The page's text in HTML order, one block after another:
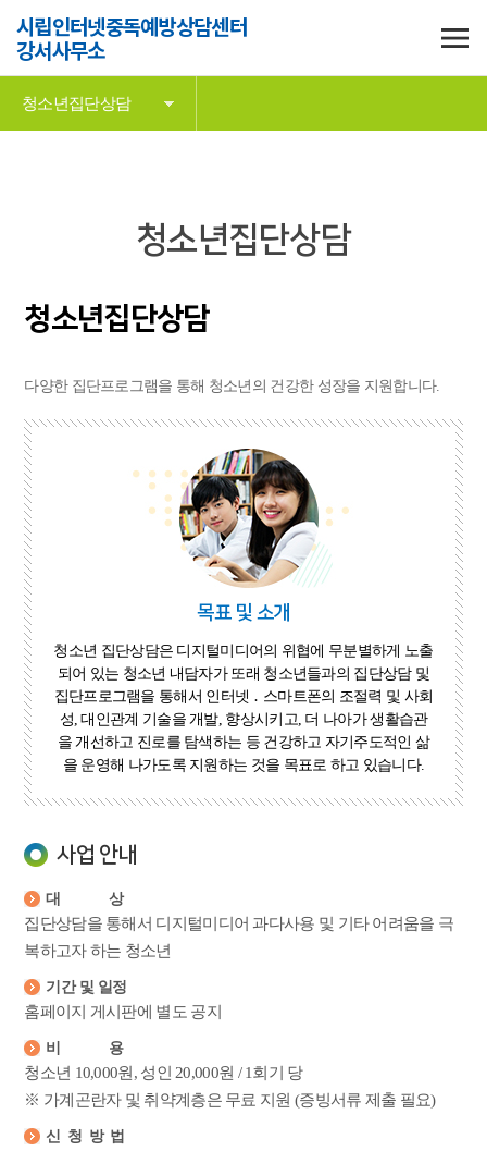
시립인터넷중독예방상담센터
강서사무소
청소년집단상담
청소년집단상담
청소년집단상담
다양한 집단프로그램을 통해 청소년의 건강한 성장을 지원합니다.
목표 및 소개
청소년 집단상담은 디지털미디어의 위협에 무분별하게 노출
되어 있는 청소년 내담자가 또래 청소년들과의 집단상담 및
집단프로그램을 통해서 인터넷 ․ 스마트폰의 조절력 및 사회
성, 대인관계 기술을 개발, 향상시키고, 더 나아가 생활습관
을 개선하고 진로를 탐색하는 등 건강하고 자기주도적인 삶
을 운영해 나가도록 지원하는 것을 목표로 하고 있습니다.
사업 안내
대상
집단상담을 통해서 디지털미디어 과다사용 및 기타 어려움을 극
복하고자 하는 청소년
기간 및 일정
홈페이지 게시판에 별도 공지
비용
청소년 10,000원, 성인 20,000원 / 1회기 당
※ 가계곤란자 및 취약계층은 무료 지원 (증빙서류 제출 필요)
신청방법